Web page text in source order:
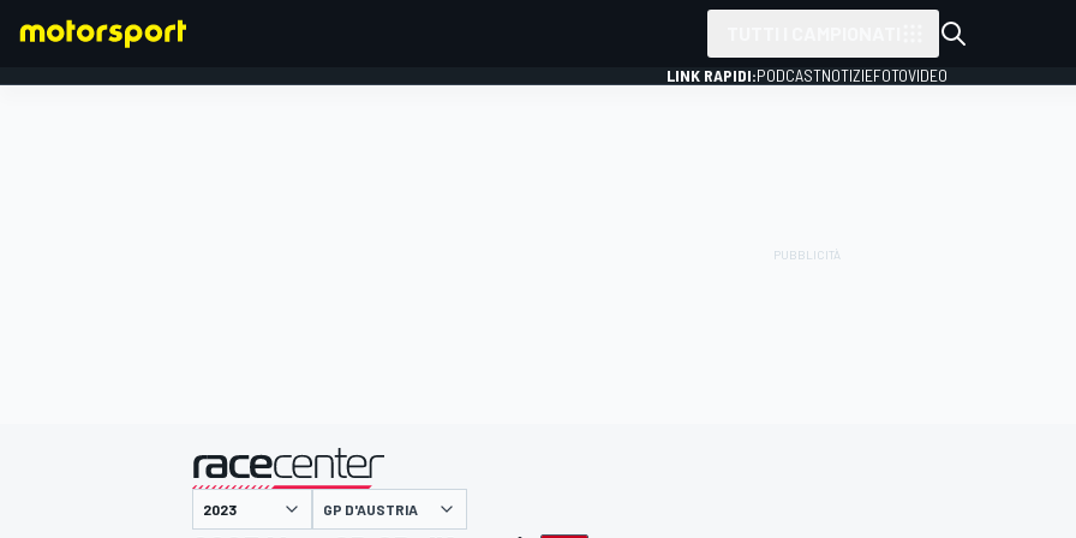
LINK RAPIDI:PODCASTNOTIZIEFOTOVIDEO
presentato da
GP D'AUSTRIA